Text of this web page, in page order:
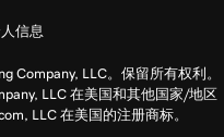
信息
Company, LLC。保留所有权利。
LLC 在美国和其他国家/地区
LLC 在美国的注册商标。